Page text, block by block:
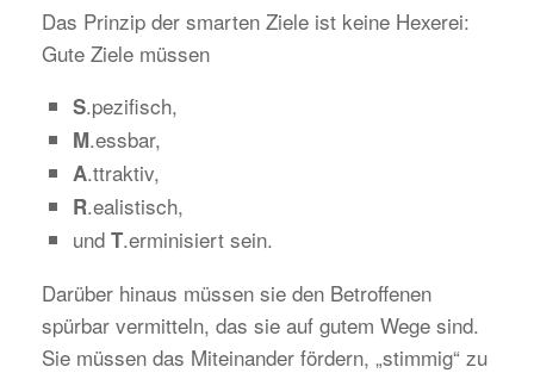
Das Prinzip der smarten Ziele ist keine Hexerei:
Gute Ziele müssen
S.pezifisch,
M.essbar,
A.ttraktiv,
R.ealistisch,
und T.erminisiert sein.
Darüber hinaus müssen sie den Betroffenen
spürbar vermitteln, das sie auf gutem Wege sind.
Sie müssen das Miteinander fördern, „stimmig“ zu